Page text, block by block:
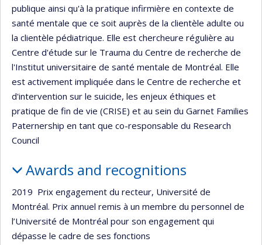
publique ainsi qu'à la pratique infirmière en contexte de
santé mentale que ce soit auprès de la clientèle adulte ou
la clientèle pédiatrique. Elle est chercheure régulière au
Centre d'étude sur le Trauma du Centre de recherche de
l'Institut universitaire de santé mentale de Montréal. Elle
est activement impliquée dans le Centre de recherche et
d'intervention sur le suicide, les enjeux éthiques et
pratique de fin de vie (CRISE) et au sein du Garnet Families
Paternership en tant que co-responsable du Research
Council
Awards and recognitions
2019 Prix engagement du recteur, Université de
Montréal. Prix annuel remis à un membre du personnel de
l’Université de Montréal pour son engagement qui
dépasse le cadre de ses fonctions